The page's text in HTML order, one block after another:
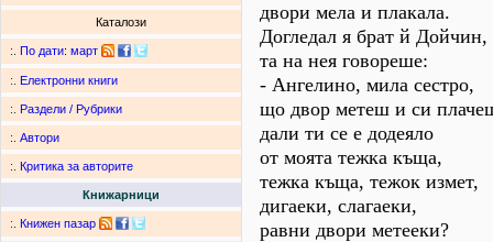
Каталози
:. По дати: март
:. Електронни книги
:. Раздели / Рубрики
:. Автори
:. Критика за авторите
Книжарници
:. Книжен пазар
двори мела и плакала.
Догледал я брат й Дойчин,
та на нея говореше:
- Ангелино, мила сестро,
що двор метеш и си
дали ти се е додеяло
от моята тежка къща,
тежка къща, тежок измет,
дигаеки, слагаеки,
равни двори метееки?